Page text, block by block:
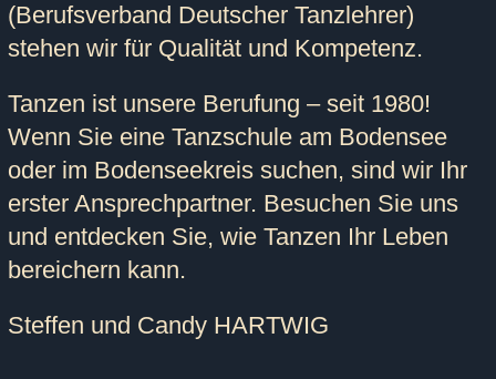
(Berufsverband Deutscher Tanzlehrer)
stehen wir für Qualität und Kompetenz.
Tanzen ist unsere Berufung – seit 1980!
Wenn Sie eineTanzschule am Bodensee
oder im Bodenseekreis suchen, sind wir Ihr
erster Ansprechpartner. Besuchen Sie uns
und entdecken Sie, wie Tanzen Ihr Leben
bereichern kann.
Steffen und Candy HARTWIG